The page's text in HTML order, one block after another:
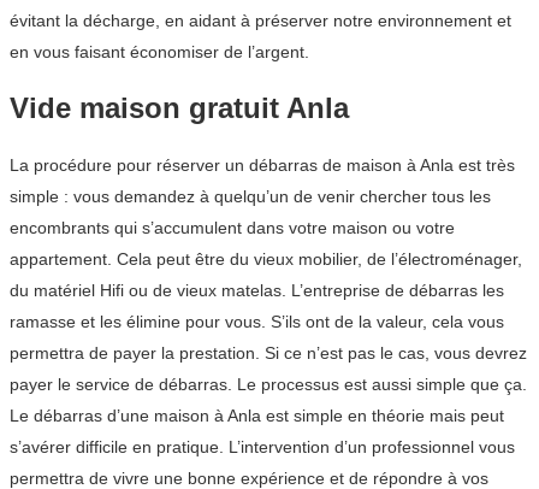
évitant la décharge, en aidant à préserver notre environnement et
en vous faisant économiser de l’argent.
Vide maison gratuit Anla
La procédure pour réserver un débarras de maison à Anla est très
simple : vous demandez à quelqu’un de venir chercher tous les
encombrants qui s’accumulent dans votre maison ou votre
appartement. Cela peut être du vieux mobilier, de l’électroménager,
du matériel Hifi ou de vieux matelas. L’entreprise de débarras les
ramasse et les élimine pour vous. S’ils ont de la valeur, cela vous
permettra de payer la prestation. Si ce n’est pas le cas, vous devrez
payer le service de débarras. Le processus est aussi simple que ça.
Le débarras d’une maison à Anla est simple en théorie mais peut
s’avérer difficile en pratique. L’intervention d’un professionnel vous
permettra de vivre une bonne expérience et de répondre à vos